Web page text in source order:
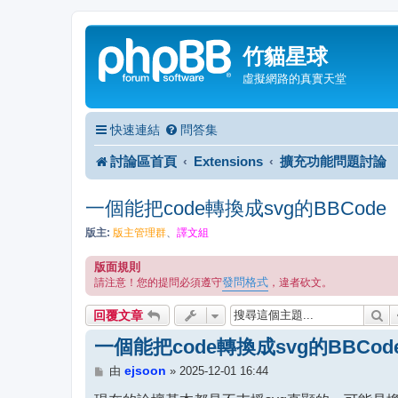
竹貓星球
虛擬網路的真實天堂
快速連結 問答集
討論區首頁 Extensions 擴充功能問題討論
一個能把code轉換成svg的BBCode
版主: 版主管理群 譯文組
版面規則
請注意！您的提問必須遵守發問格式 ，違者砍文。
回覆文章
一個能把code轉換成svg的
文
由 ejsoon » 2025-12-01 16:44